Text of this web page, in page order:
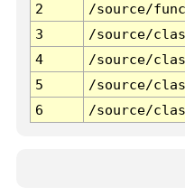
2
/source/
3
/source/
4
/source/
5
/source/
6
/source/